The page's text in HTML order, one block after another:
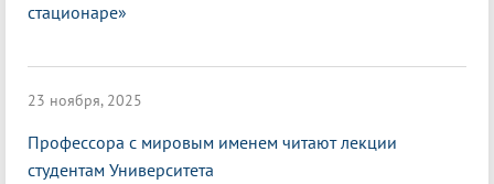
стационаре»
23 ноября, 2025
Профессора с мировым именем читают лекции
студентам Университета